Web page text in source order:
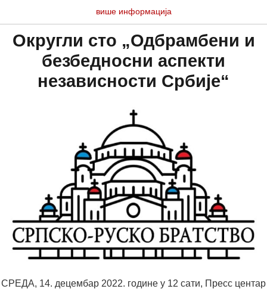
више информација
Округли сто „Одбрамбени и
безбедносни аспекти
независности Србије“
СРЕДА, 14. децембар 2022. године у 12 сати, Пресс центар